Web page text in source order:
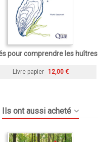
pour comprendre les huîtres
Livre papier 12,00 €
Ils ont aussi acheté